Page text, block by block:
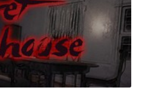
Fi Noir Adventure